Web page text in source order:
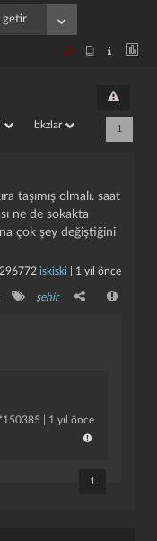
bkzlar 1
taşımış olmalı. saat
ne de sokakta
çok şey değiştiğini
iskiski 1 yıl önce
şehir
*150385 1 yıl önce
1